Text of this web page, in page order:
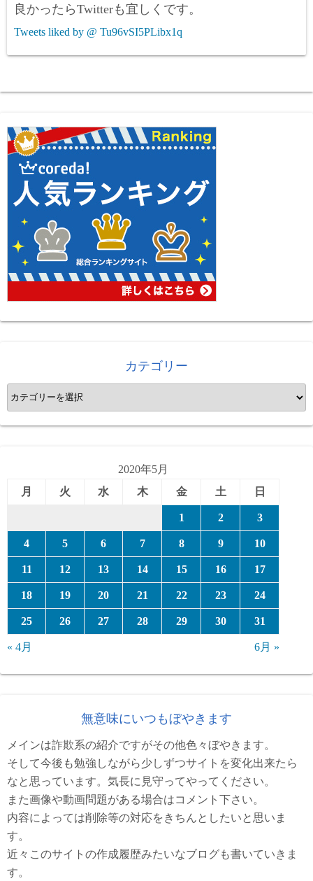
良かったらTwitterも宜しくです。
Tweets liked by @ Tu96vSI5PLibx1q
カテゴリー
カ
テ
ゴ
2020年5月
月
火 水 木 金 土 日
1 2 3
4 5 6 7 8 9 10
11 12 13 14 15 16 17
18 19 20 21 22 23 24
25 26 27 28 29 30 31
« 4月 6月 »
無意味にいつもぼやきます
メインは詐欺系の紹介ですがその他色々ぼやきます。
そして今後も勉強しながら少しずつサイトを変化出来たら
なと思っています。気長に見守ってやってください。
また画像や動画問題がある場合はコメント下さい。
内容によっては削除等の対応をきちんとしたいと思いま
す。
近々このサイトの作成履歴みたいなブログも書いていきま
す。